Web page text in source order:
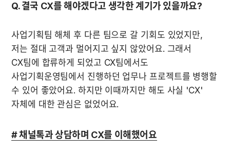
Q. 결국 CX를 해야겠다고 생각한 계기가 있을까요?
사업기획팀 해체 후 다른 팀으로 갈 기회도 있었지만,
저는 절대 고객과 멀어지고 싶지 않았어요. 그래서
CX팀에 합류하게 되었고 CX팀에서도
사업기획운영팀에서 진행하던 업무나 프로젝트를 병행할
수 있어 좋았어요. 하지만 이때까지만 해도 사실 'CX'
자체에 대한 관심은 없었어요.
# 채널톡과 상담하며 CX를 이해했어요